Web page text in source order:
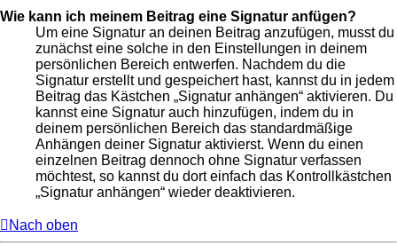
Wie kann ich meinem Beitrag eine Signatur anfügen?
Um eine Signatur an deinen Beitrag anzufügen, musst du
zunächst eine solche in den Einstellungen in deinem
persönlichen Bereich entwerfen. Nachdem du die
Signatur erstellt und gespeichert hast, kannst du in jedem
Beitrag das Kästchen „Signatur anhängen“ aktivieren. Du
kannst eine Signatur auch hinzufügen, indem du in
deinem persönlichen Bereich das standardmäßige
Anhängen deiner Signatur aktivierst. Wenn du einen
einzelnen Beitrag dennoch ohne Signatur verfassen
möchtest, so kannst du dort einfach das Kontrollkästchen
„Signatur anhängen“ wieder deaktivieren.
Nach oben